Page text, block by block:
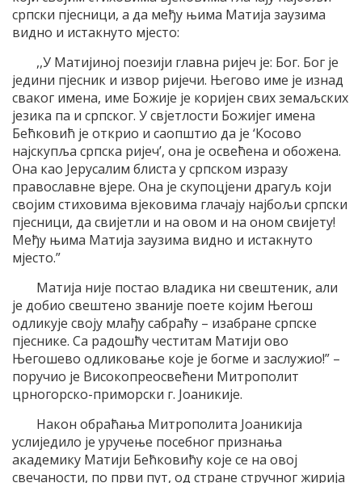
српски пјесници, а да међу њима Матија заузима
видно и истакнуто мјесто:
,,У Матијиној поезији главна ријеч је: Бог. Бог је
једини пјесник и извор ријечи. Његово име је изнад
сваког имена, име Божије је коријен свих земаљских
језика па и српског. У свјетлости Божијег имена
Бећковић је открио и саопштио да је ‘Косово
најскупља српска ријеч’, она је освећена и обожена.
Она као Јерусалим блиста у српском изразу
православне вјере. Она је скупоцјени драгуљ који
својим стиховима вјековима глачају најбољи српски
пјесници, да свијетли и на овом и на оном свијету!
Међу њима Матија заузима видно и истакнуто
мјесто.”
Матија није постао владика ни свештеник, али
је добио свештено званије поете којим Његош
одликује своју млађу сабраћу – изабране српске
пјеснике. Са радошћу честитам Матији ово
Његошево одликовање које је богме и заслужио!” –
поручио је Високопреосвећени Митрополит
црногорско-приморски г. Јоаникије.
Након обраћања Митрополита Јоаникија
услиједило је уручење посебног признања
академику Матији Бећковићу које се на овој
свечаности, по први пут, од стране стручног жирија